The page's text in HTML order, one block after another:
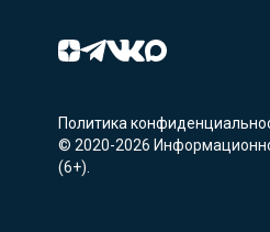
Политика
© 2020-2026
(6+).